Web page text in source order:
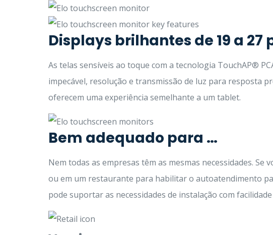
Displays brilhantes de 19 a 27
As telas sensíveis ao toque com a tecnologia TouchAP®
impecável, resolução e transmissão de luz para resposta
oferecem uma experiência semelhante a um tablet.
Bem adequado para …
Nem todas as empresas têm as mesmas necessidades.
ou em um restaurante para habilitar o autoatendimento
pode suportar as necessidades de instalação com